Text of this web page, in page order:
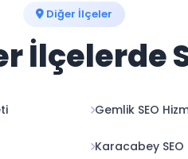
Diğer İlçeler
İlçelerde
Gemlik SEO
Karacabey SEO